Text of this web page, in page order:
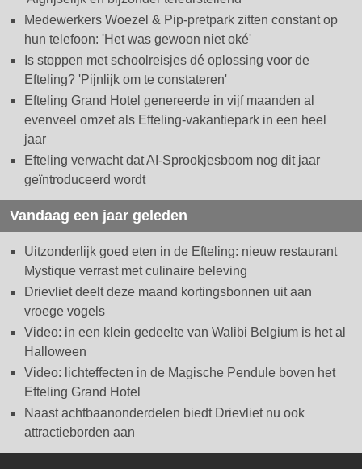
Medewerkers Woezel & Pip-pretpark zitten constant op
hun telefoon: 'Het was gewoon niet oké'
Is stoppen met schoolreisjes dé oplossing voor de
Efteling? 'Pijnlijk om te constateren'
Efteling Grand Hotel genereerde in vijf maanden al
evenveel omzet als Efteling-vakantiepark in een heel
jaar
Efteling verwacht dat AI-Sprookjesboom nog dit jaar
geïntroduceerd wordt
Vandaag een jaar geleden
Uitzonderlijk goed eten in de Efteling: nieuw restaurant
Mystique verrast met culinaire beleving
Drievliet deelt deze maand kortingsbonnen uit aan
vroege vogels
Video: in een klein gedeelte van Walibi Belgium is het al
Halloween
Video: lichteffecten in de Magische Pendule boven het
Efteling Grand Hotel
Naast achtbaanonderdelen biedt Drievliet nu ook
attractieborden aan